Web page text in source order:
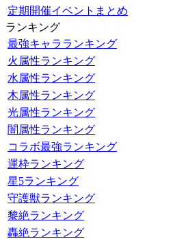
定期開催イベントまとめ
ランキング
最強キャラランキング
火属性ランキング
水属性ランキング
木属性ランキング
光属性ランキング
闇属性ランキング
コラボ最強ランキング
運枠ランキング
星5ランキング
守護獣ランキング
黎絶ランキング
轟絶ランキング